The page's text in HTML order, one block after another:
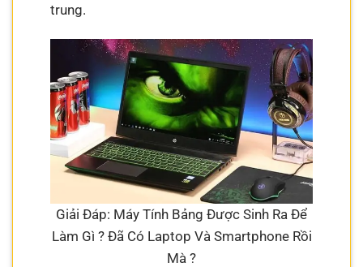
trung.
Giải Đáp: Máy Tính Bảng Được Sinh Ra Để
Làm Gì ? Đã Có Laptop Và Smartphone Rồi
Mà ?